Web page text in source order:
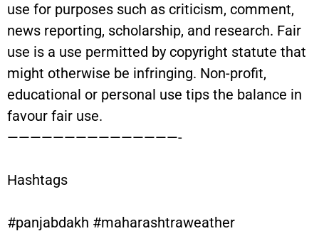
use for purposes such as criticism, comment,
news reporting, scholarship, and research. Fair
use is a use permitted by copyright statute that
might otherwise be infringing. Non-profit,
educational or personal use tips the balance in
favour fair use.
———————————————-
Hashtags
#panjabdakh #maharashtraweather